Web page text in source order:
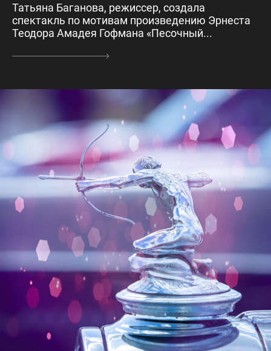
Татьяна Баганова, режиссер, создала
спектакль по мотивам произведению Эрнеста
Теодора Амадея Гофмана «Песочный...